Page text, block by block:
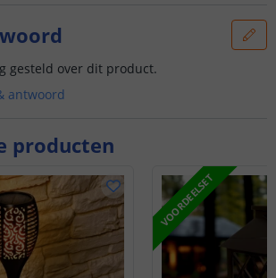
producten
VOORDEELSET
gesteld over dit product.
antwoord